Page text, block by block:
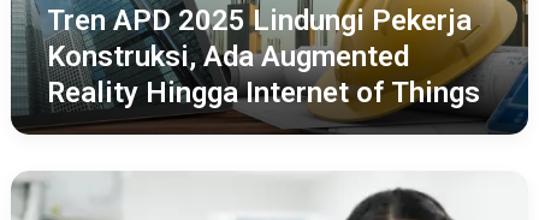
Hingga
Internet
of
Things
Tren APD 2025 Lindungi Pekerja
Konstruksi, Ada Augmented
Reality Hingga Internet of Things
Berikut
Penjelasan